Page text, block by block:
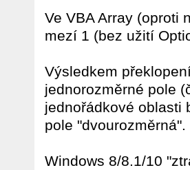
Ve VBA Array (oproti
mezí 1 (bez užití
Výsledkem
jednorozměrné pole
jednořádkové oblasti
pole "dvourozměrná".
Windows 8/8.1/10